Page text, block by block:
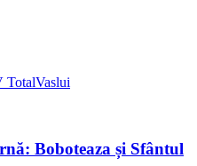
TotalVaslui
Boboteaza și Sfântul